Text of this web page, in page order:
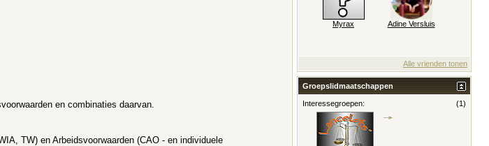
en combinaties daarvan.
TW) en Arbeidsvoorwaarden (CAO - en individuele
Myrax Adine Versluis
Alle vrienden tonen
Groepslidmaatschappen
(1)
Interessegroepen: